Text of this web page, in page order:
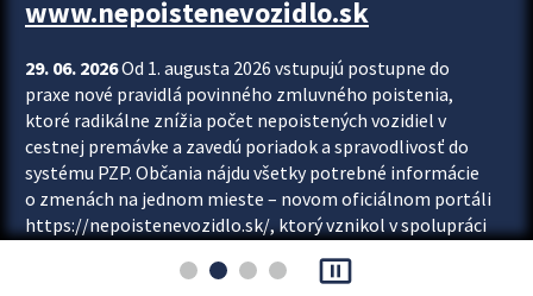
www.nepoistenevozidlo.sk
29. 06. 2026Od 1. augusta 2026 vstupujú postupne do
praxe nové pravidlá povinného zmluvného poistenia,
ktoré radikálne znížia počet nepoistených vozidiel v
cestnej premávke a zavedú poriadok a spravodlivosť do
systému PZP. Občania nájdu všetky potrebné informácie
o zmenách na jednom mieste – novom oficiálnom portáli
https://nepoistenevozidlo.sk/, ktorý vznikol v spolupráci
asociácie poisťovní (SLASPO) a Ministerstva vnútra SR.
pause_presentation